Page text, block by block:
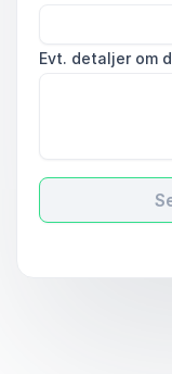
Evt. detaljer om